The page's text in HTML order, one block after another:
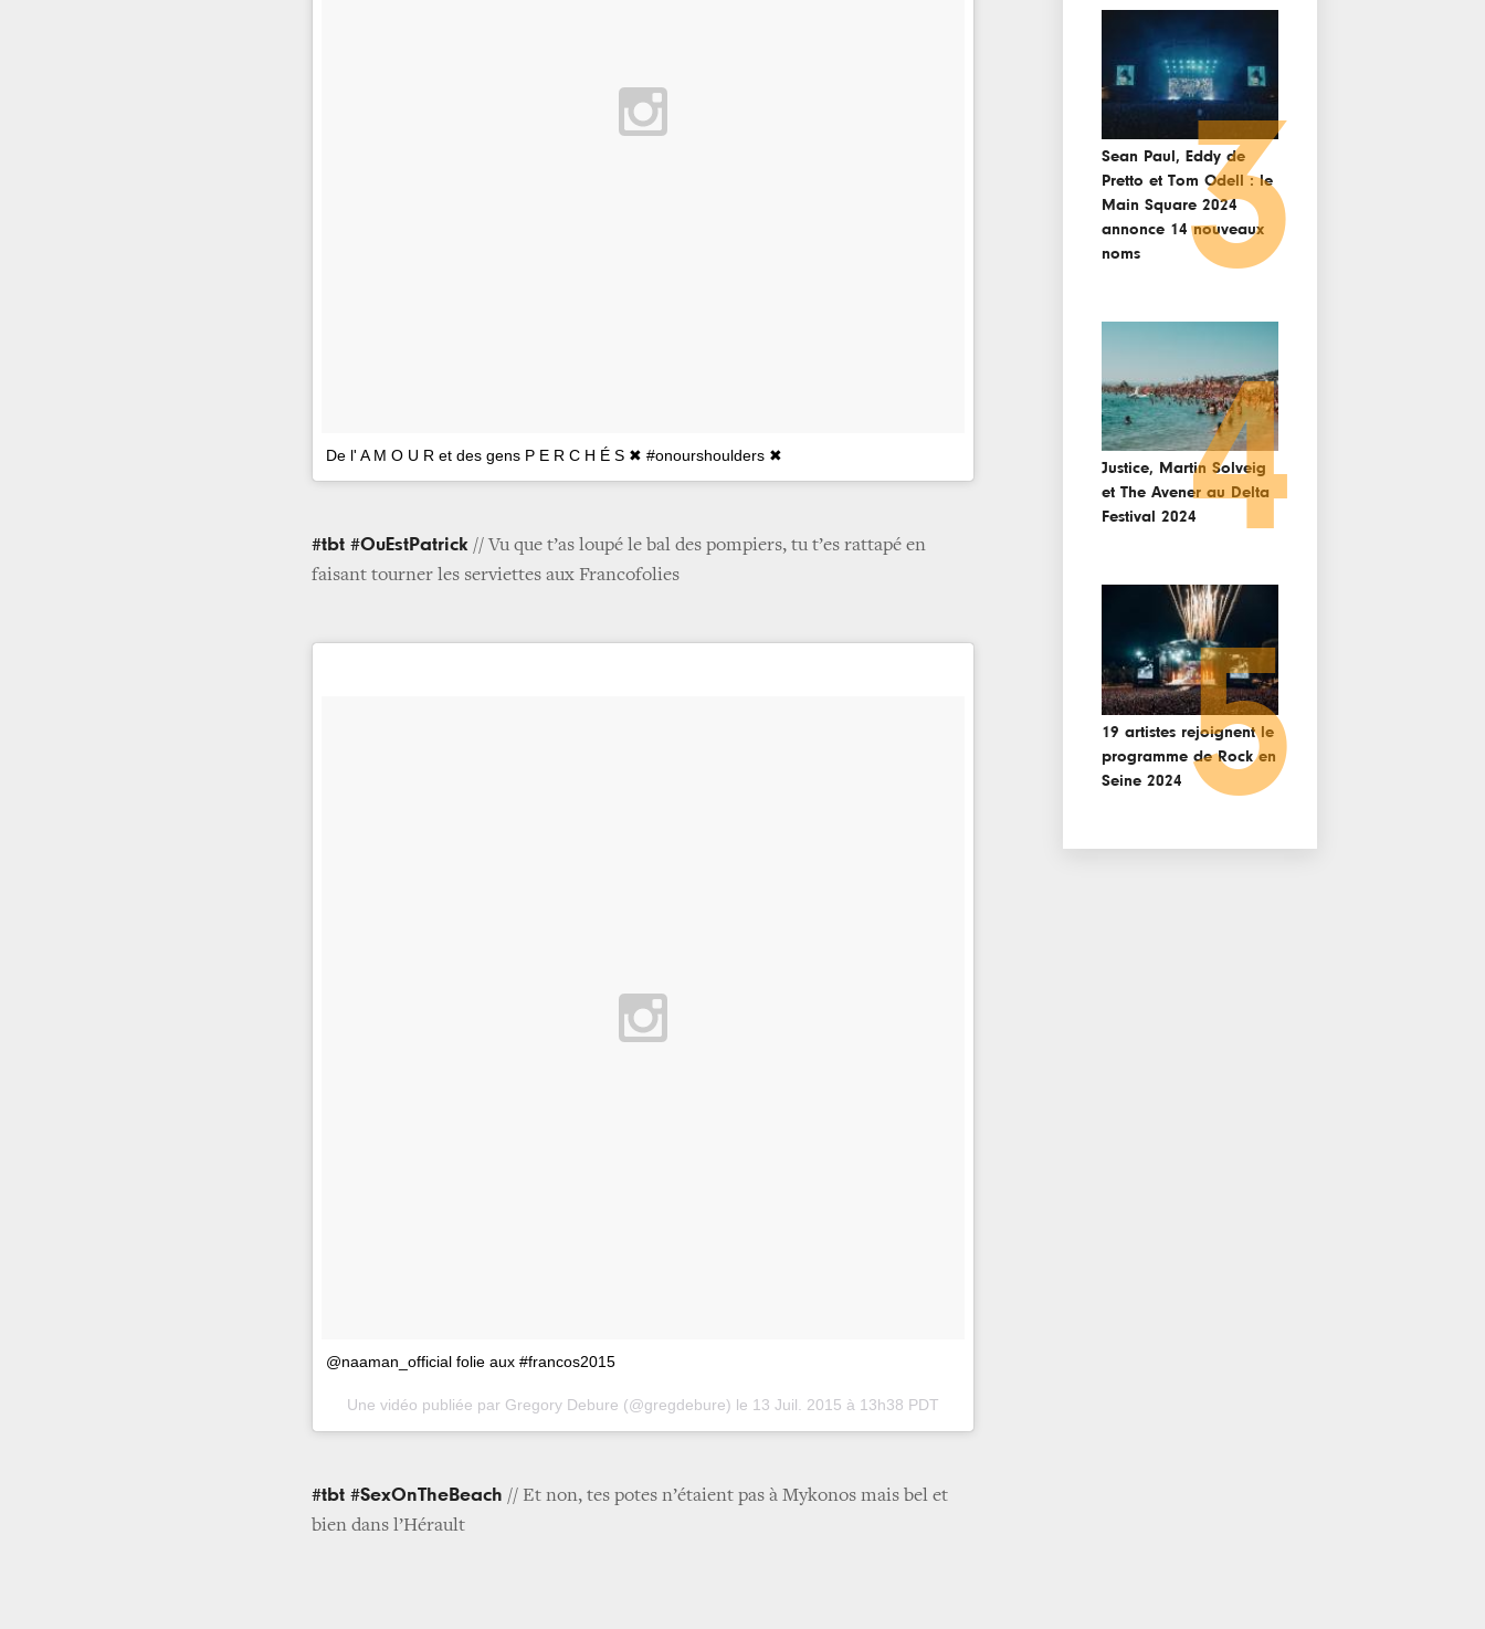
De l' A M O U R et des gens P E R C H É S ✖ #onourshoulders ✖
#tbt #OuEstPatrick // Vu que t’as loupé le bal des pompiers, tu t’es rattapé en
faisant tourner les serviettes aux Francofolies
@naaman_official folie aux #francos2015
Une vidéo publiée par Gregory Debure (@gregdebure) le 13 Juil. 2015 à 13h38 PDT
#tbt #SexOnTheBeach // Et non, tes potes n’étaient pas à Mykonos mais bel et
bien dans l’Hérault
Sean Paul, Eddy de
Pretto et Tom Odell : le
Main Square 2024
annonce 14 nouveaux
noms
3
Justice, Martin Solveig
et The Avener au Delta
Festival 20244
19 artistes rejoignent le
programme de Rock en
Seine 2024 5